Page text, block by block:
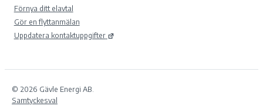
Förnya ditt elavtal
Gör en flyttanmälan
Uppdatera kontaktuppgifter
© 2026 Gävle Energi AB.
Samtyckesval